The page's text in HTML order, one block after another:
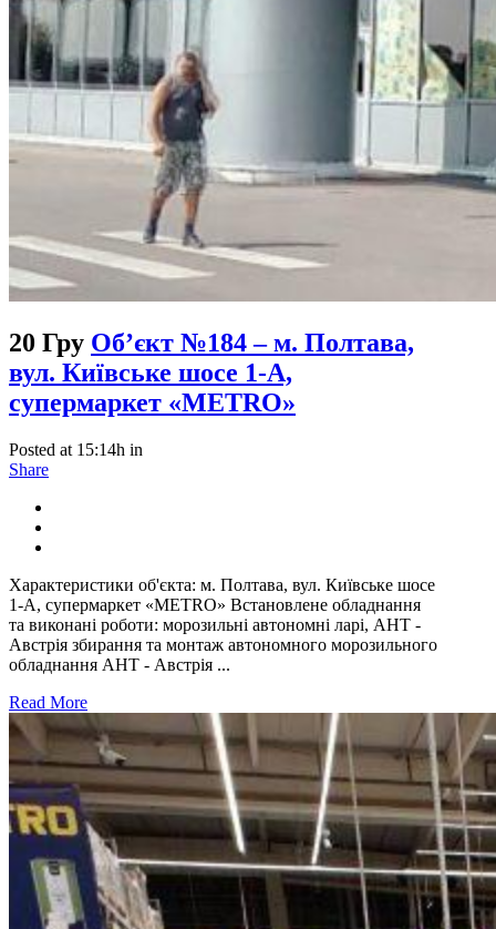
20 Гру Об’єкт №184 – м. Полтава,
вул. Київське шосе 1-А,
супермаркет «METRO»
Posted at 15:14h in
Share
Характеристики об'єкта: м. Полтава, вул. Київське шосе
1-А, супермаркет «METRO» Встановлене обладнання
та виконані роботи: морозильні автономні ларі, AHT -
Австрія збирання та монтаж автономного морозильного
обладнання AHT - Австрія ...
Read More